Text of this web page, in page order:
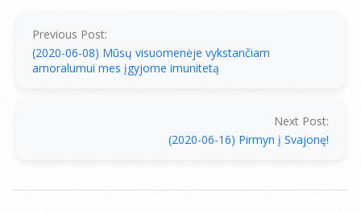
Previous Post:
(2020-06-08) Mūsų visuomenėje vykstančiam
amoralumui mes įgyjome imunitetą
Next Post:
(2020-06-16) Pirmyn į Svajonę!